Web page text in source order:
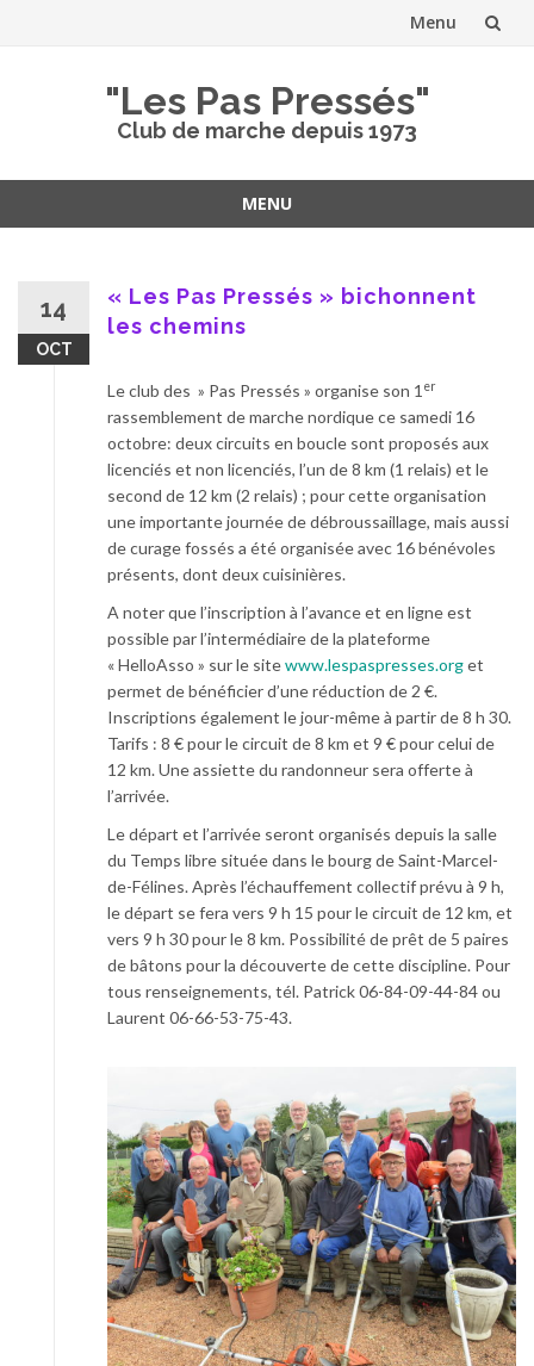
Menu
"Les Pas Pressés"
Club de marche depuis 1973
MENU
14
OCT
« Les Pas Pressés » bichonnent
les chemins
Le club des » Pas Pressés » organise son 1 er
rassemblement de marche nordique ce samedi 16
octobre: deux circuits en boucle sont proposés aux
licenciés et non licenciés, l’un de 8 km (1 relais) et le
second de 12 km (2 relais) ; pour cette organisation
une importante journée de débroussaillage, mais aussi
de curage fossés a été organisée avec 16 bénévoles
présents, dont deux cuisinières.
A noter que l’inscription à l’avance et en ligne est
possible par l’intermédiaire de la plateforme
« HelloAsso » sur le sitewww.lespaspresses.orget
permet de bénéficier d’une réduction de 2 €.
Inscriptions également le jour-même à partir de 8 h 30.
Tarifs : 8 € pour le circuit de 8 km et 9 € pour celui de
12 km. Une assiette du randonneur sera offerte à
l’arrivée.
Le départ et l’arrivée seront organisés depuis la salle
du Temps libre située dans le bourg de Saint-Marcel-
de-Félines. Après l’échauffement collectif prévu à 9 h,
le départ se fera vers 9 h 15 pour le circuit de 12 km, et
vers 9 h 30 pour le 8 km. Possibilité de prêt de 5 paires
de bâtons pour la découverte de cette discipline. Pour
tous renseignements, tél. Patrick 06-84-09-44-84 ou
Laurent 06-66-53-75-43.